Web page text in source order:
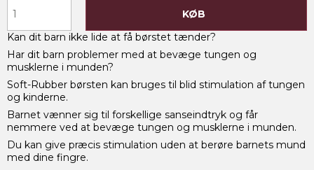
KØB
Kan dit barn ikke lide at få børstet tænder?
Har dit barn problemer med at bevæge tungen og
musklerne i munden?
Soft-Rubber børsten kan bruges til blid stimulation af tungen
og kinderne.
Barnet vænner sig til forskellige sanseindtryk og får
nemmere ved at bevæge tungen og musklerne i munden.
Du kan give præcis stimulation uden at berøre barnets mund
med dine fingre.